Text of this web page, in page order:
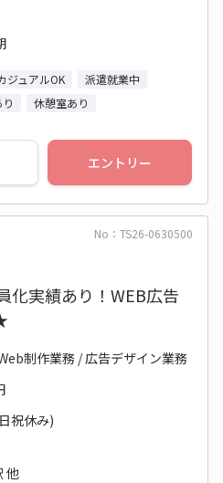
ジュアルOK
派遣就業中
休憩室あり
エントリー
No：TS26-0630500
化実績あり！WEB広告
制作業務 / 広告デザイン業務
祝休み)
他